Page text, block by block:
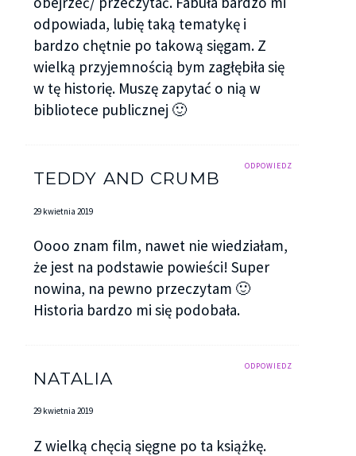
odpowiada, lubię taką tematykę i
bardzo chętnie po takową sięgam. Z
wielką przyjemnością bym zagłębiła się
w tę historię. Muszę zapytać o nią w
bibliotece publicznej 🙂
ODPOWIEDZ
TEDDY AND CRUMB
29 kwietnia 2019
Oooo znam film, nawet nie wiedziałam,
że jest na podstawie powieści! Super
nowina, na pewno przeczytam 🙂
Historia bardzo mi się podobała.
ODPOWIEDZ
NATALIA
29 kwietnia 2019
Z wielką chęcią sięgne po ta książkę.